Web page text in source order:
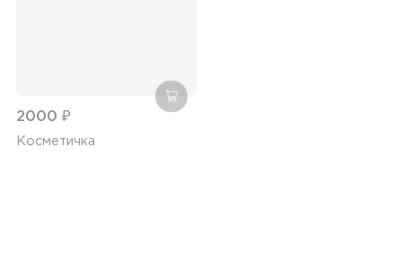
добавить в корзину
2000 ₽
Косметичка